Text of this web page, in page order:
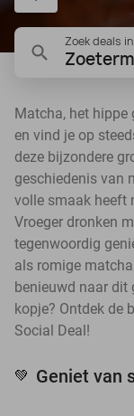
Zoek deals
Matcha, het hippe
en vind je op
deze bijzondere
geschiedenis van
volle smaak heeft
Vroeger dronken
tegenwoordig
als romige
benieuwd naar dit
kopje? Ontdek de
Social Deal!
💚 Geniet van